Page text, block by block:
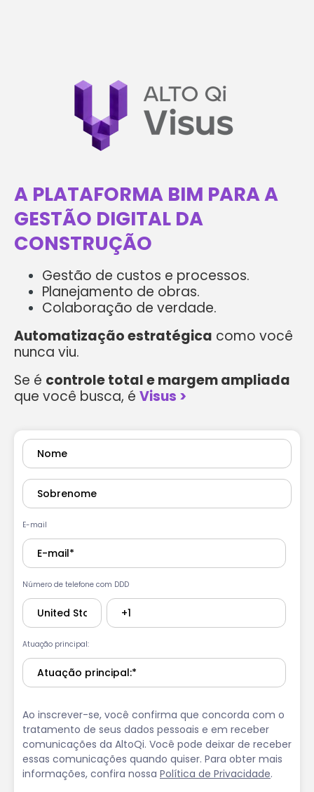
A PLATAFORMA BIM PARA A
GESTÃO DIGITAL DA
CONSTRUÇÃO
Gestão de custos e processos.
Planejamento de obras.
Colaboração de verdade.
Automatização estratégica como você
nunca viu.
Se é controle total e margem ampliada
que você busca, é Visus >︎
E-mail
Número de telefone com DDD
Atuação principal:
Ao inscrever-se, você confirma que concorda com o
tratamento de seus dados pessoais e em receber
comunicações da AltoQi. Você pode deixar de receber
essas comunicações quando quiser. Para obter mais
informações, confira nossa Política de Privacidade.